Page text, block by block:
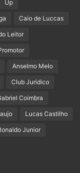
Up
Caio de Luccas
Leitor
Anselmo Melo
Club Juridico
Coimbra
Lucas Castilho
Junior